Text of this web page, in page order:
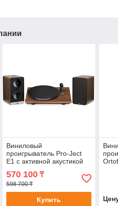
Виниловый
проигрыватель Pro-Ject
E1 с активной акустикой
ELAC Орех
570 100₸
598 700 ₸
Купить